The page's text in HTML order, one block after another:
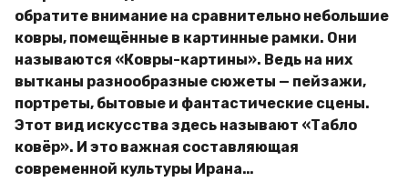
обратите внимание на сравнительно небольшие
ковры, помещённые в картинные рамки. Они
называются «Ковры-картины». Ведь на них
вытканы разнообразные сюжеты — пейзажи,
портреты, бытовые и фантастические сцены.
Этот вид искусства здесь называют «Табло
ковёр». И это важная составляющая
современной культуры Ирана…